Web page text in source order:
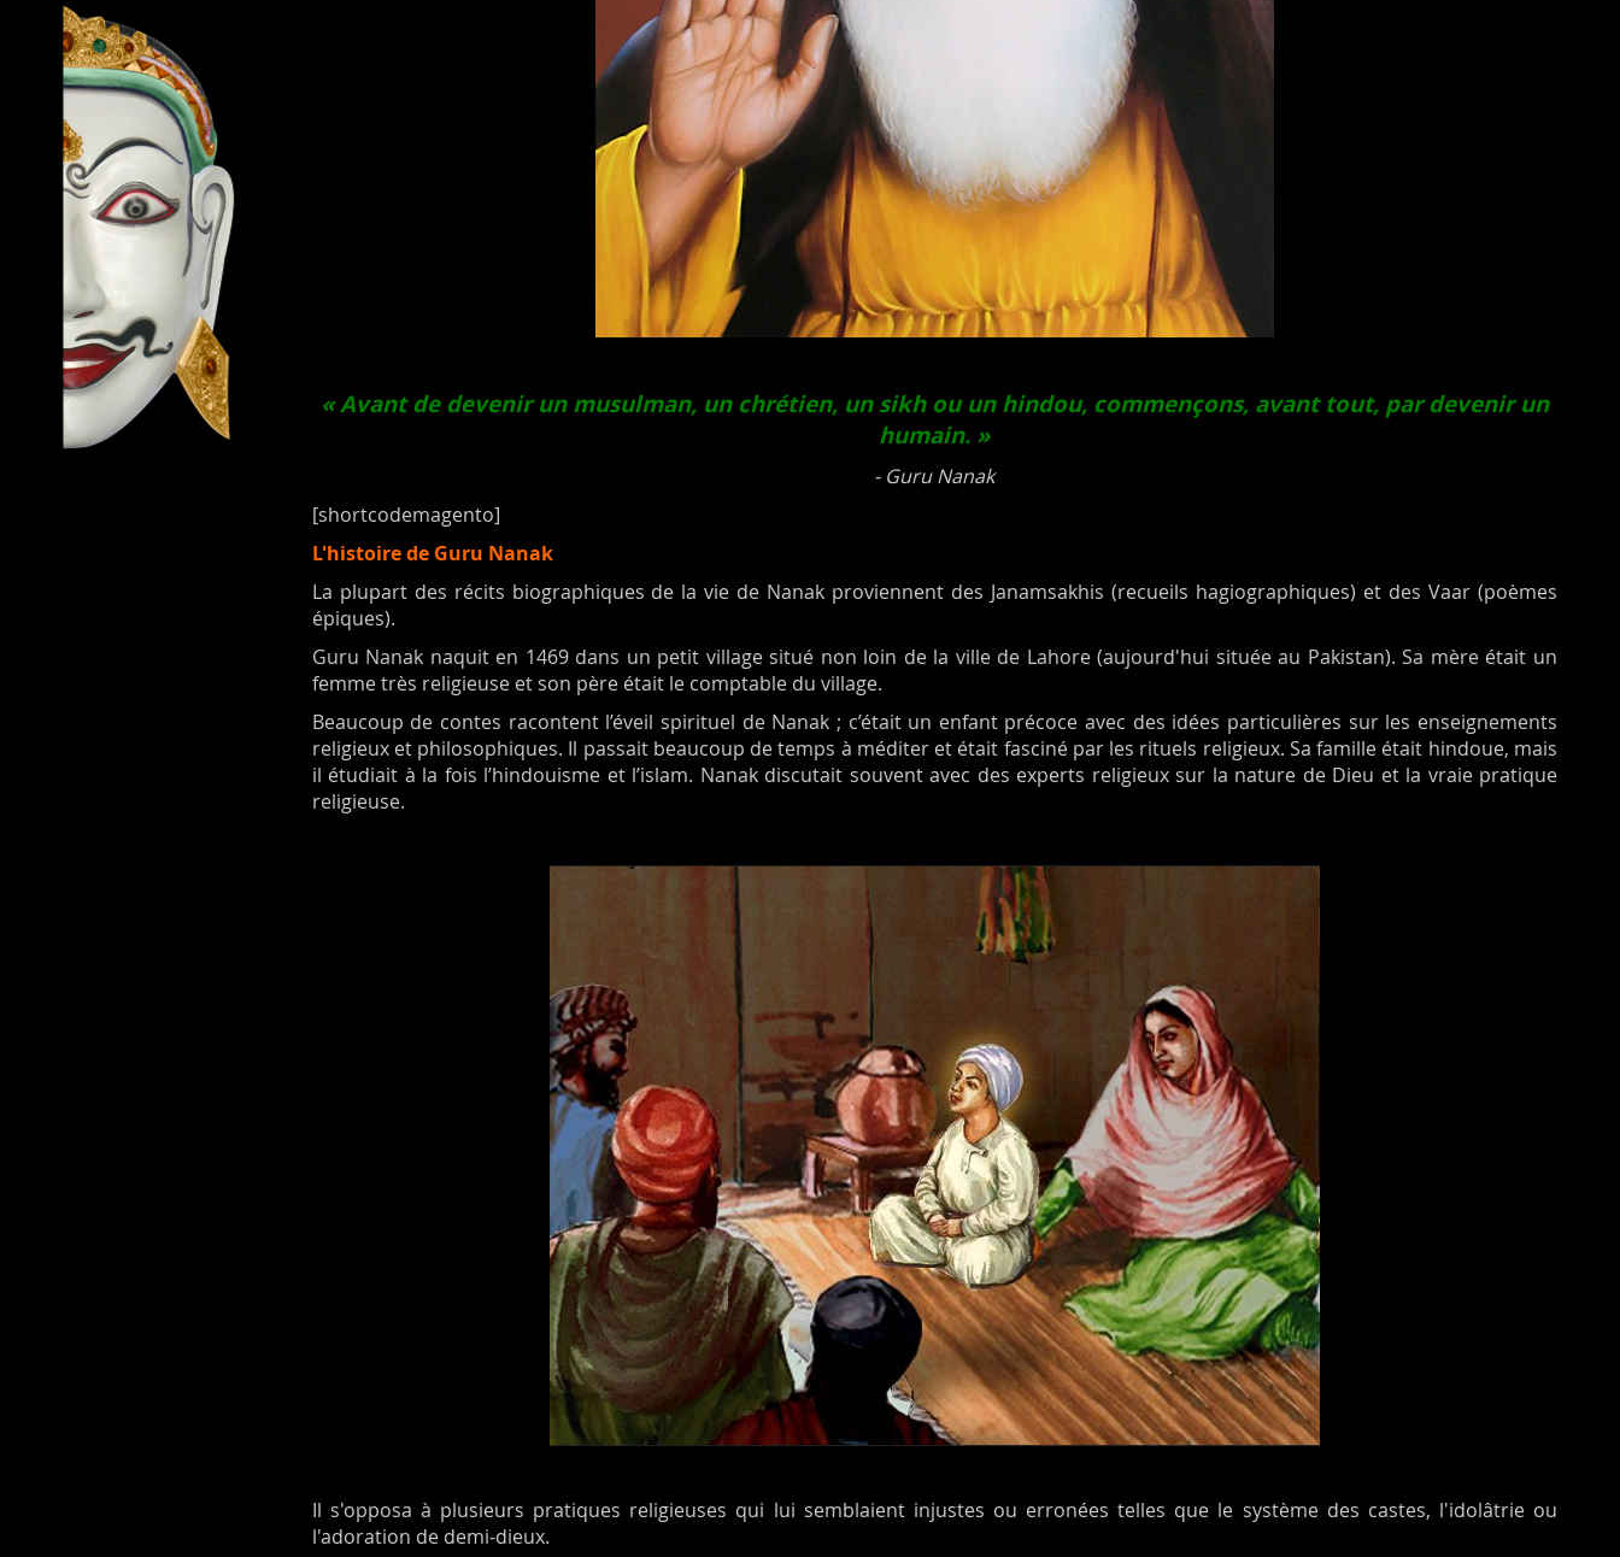
« Avant de devenir un musulman, un chrétien, un sikh ou un hindou, commençons, avant tout, par devenir un
humain. »
- Guru Nanak
[shortcodemagento]
L'histoire de Guru Nanak
La plupart des récits biographiques de la vie de Nanak proviennent des Janamsakhis (recueils hagiographiques) et des Vaar (poèmes
épiques).
Guru Nanak naquit en 1469 dans un petit village situé non loin de la ville de Lahore (aujourd'hui située au Pakistan). Sa mère était un
femme très religieuse et son père était le comptable du village.
Beaucoup de contes racontent l’éveil spirituel de Nanak ; c’était un enfant précoce avec des idées particulières sur les enseignements
religieux et philosophiques. Il passait beaucoup de temps à méditer et était fasciné par les rituels religieux. Sa famille était hindoue, mais
il étudiait à la fois l’hindouisme et l’islam. Nanak discutait souvent avec des experts religieux sur la nature de Dieu et la vraie pratique
religieuse.
Il s'opposa à plusieurs pratiques religieuses qui lui semblaient injustes ou erronées telles que le système des castes, l'idolâtrie ou
l'adoration de demi-dieux.